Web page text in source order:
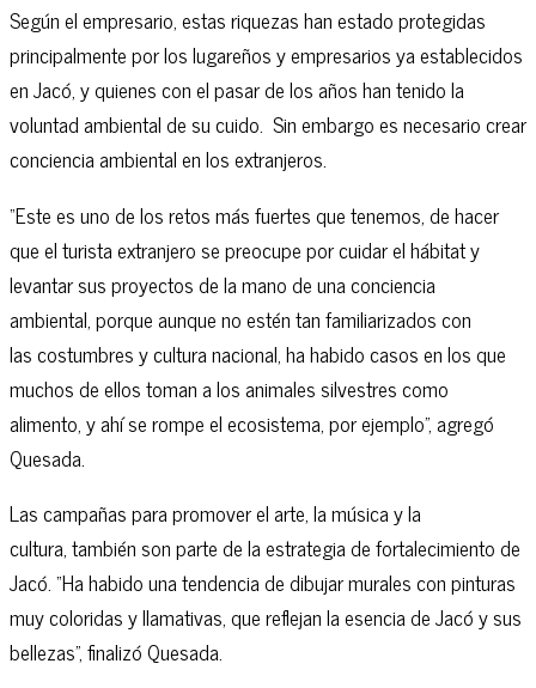
Según el empresario, estas riquezas han estado protegidas
principalmente por los lugareños y empresarios ya establecidos
en Jacó, y quienes con el pasar de los años han tenido la
voluntad ambiental de su cuido. Sin embargo es necesario crear
conciencia ambiental en los extranjeros.
“Este es uno de los retos más fuertes que tenemos, de hacer
que el turista extranjero se preocupe por cuidar el hábitat y
levantar sus proyectos de la mano de una conciencia
ambiental, porque aunque no estén tan familiarizados con
las costumbres y cultura nacional, ha habido casos en los que
muchos de ellos toman a los animales silvestres como
alimento, y ahí se rompe el ecosistema, por ejemplo”, agregó
Quesada.
Las campañas para promover el arte, la música y la
cultura, también son parte de la estrategia de fortalecimiento de
Jacó. “Ha habido una tendencia de dibujar murales con pinturas
muy coloridas y llamativas, que reflejan la esencia de Jacó y sus
bellezas”, finalizó Quesada.